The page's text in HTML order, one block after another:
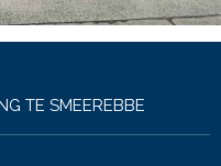
TE SMEEREBBE